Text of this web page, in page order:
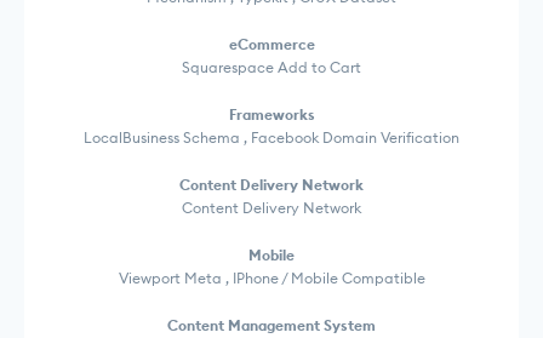
eCommerce
Squarespace Add to Cart
Frameworks
LocalBusiness Schema , Facebook Domain Verification
Content Delivery Network
Content Delivery Network
Mobile
Viewport Meta , IPhone / Mobile Compatible
Content Management System